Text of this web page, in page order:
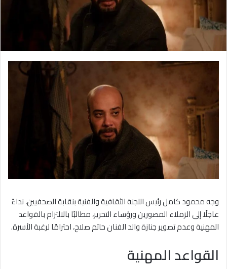
وجه محمود كامل رئيس اللجنة الثقافية والفنية بنقابة الصحفيين، نداءً
عاجلًا إلى الزملاء المصورين ورؤساء التحرير، مطالبًا بالالتزام بالقواعد
المهنية وعدم تصوير جنازة والد الفنان حاتم صلاح، احترامًا لرغبة الأسرة.
القواعد المهنية